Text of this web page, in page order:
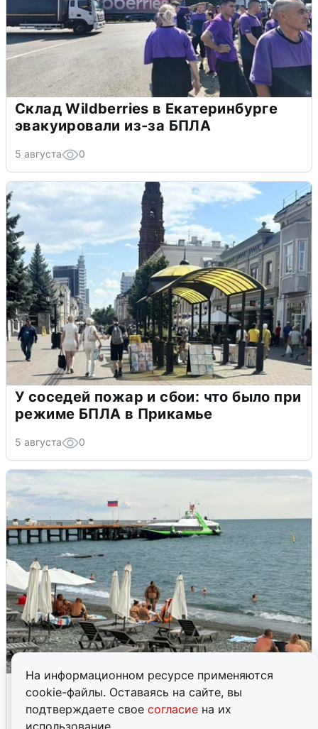
На информационном ресурсе применяются
cookie-файлы. Оставаясь на сайте, вы
подтверждаете свое согласие на их
использование.
Склад Wildberries в Екатеринбурге
эвакуировали из-за БПЛА
5 августа 0
У соседей пожар и сбои: что было при
режиме БПЛА в Прикамье
5 августа 0
Жители и туристы Сочи рассказали
об атаке БПЛА 5 августа